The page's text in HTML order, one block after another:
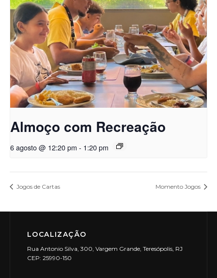
Almoço com Recreação
6 agosto @ 12:20 pm - 1:20 pm
Jogos de Cartas Momento Jogos
LOCALIZAÇÃO
Rua Antonio Silva, 300, Vargem Grande, Teresópolis, RJ
CEP: 25990-150